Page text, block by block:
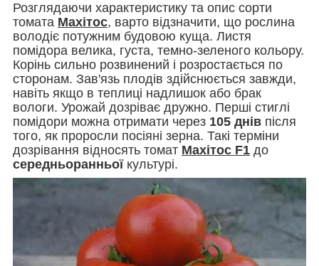
Розглядаючи характеристику та опис сорти
томата Махітос, варто відзначити, що рослина
володіє потужним будовою куща. Листя
помідора велика, густа, темно-зеленого кольору.
Корінь сильно розвинений і розростається по
сторонам. Зав'язь плодів здійснюється завжди,
навіть якщо в теплиці надлишок або брак
вологи. Урожай дозріває дружно. Перші стиглі
помідори можна отримати через 105 днів після
того, як проросли посіяні зерна. Такі терміни
дозрівання відносять томат Махітос F1 до
середньоранньоїкультурі.